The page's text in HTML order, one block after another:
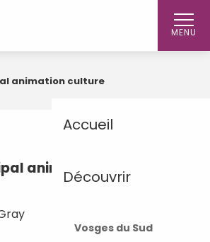
MENU
Accueil
Découvrir
Vosges du Sud
animation culture
animation culture